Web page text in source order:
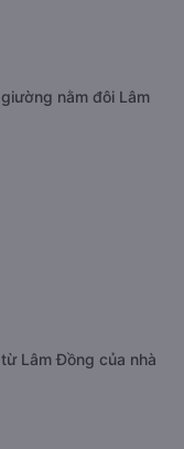
nằm đôi Lâm
Lâm Đồng của nhà